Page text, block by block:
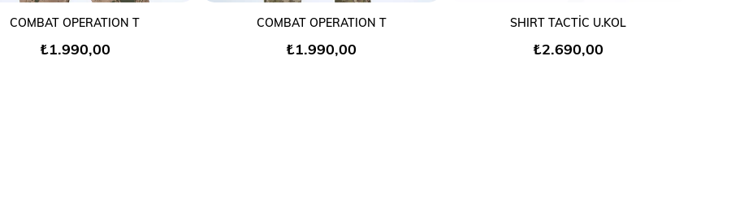
SEPETE EKLE
COMBAT OPERATION T
₺1.990,00
SEPETE EKLE
COMBAT OPERATION T
₺1.990,00
SEPETE EKLE
SHIRT TACTİC U.KOL
₺2.690,00